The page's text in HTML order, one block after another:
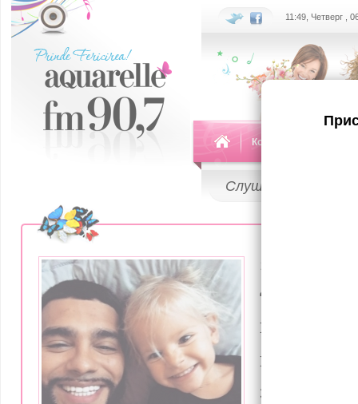
11:49, Четверг ,
Команда
Слушай
4-
встала
35-